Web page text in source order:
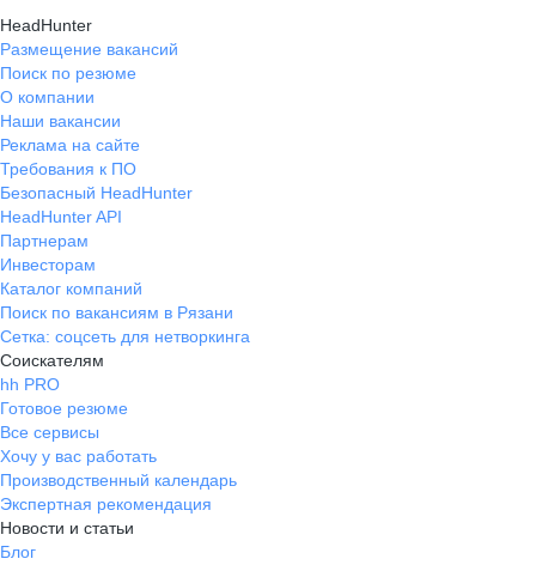
HeadHunter
Размещение вакансий
Поиск по резюме
О компании
Наши вакансии
Реклама на сайте
Требования к ПО
Безопасный HeadHunter
HeadHunter API
Партнерам
Инвесторам
Каталог компаний
Поиск по вакансиям в Рязани
Сетка: соцсеть для нетворкинга
Соискателям
hh PRO
Готовое резюме
Все сервисы
Хочу у вас работать
Производственный календарь
Экспертная рекомендация
Новости и статьи
Блог